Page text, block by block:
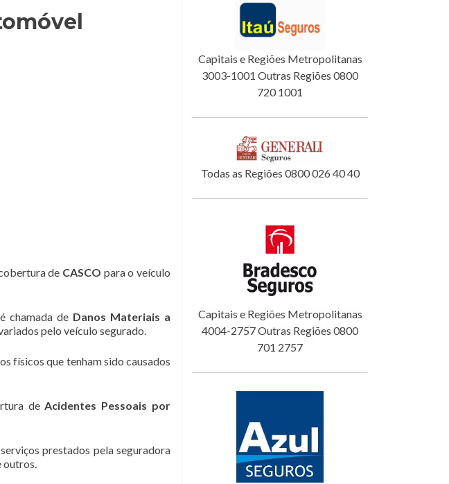
cobertura de CASCO para o veículo
chamada de Danos Materiais a
pelo veículo segurado.
físicos que tenham sido causados
de Acidentes Pessoais por
prestados pela seguradora
Capitais e Regiões Metropolitanas
3003-1001 Outras Regiões 0800
720 1001
Todas as Regiões 0800 026 40 40
Capitais e Regiões Metropolitanas
4004-2757 Outras Regiões 0800
701 2757